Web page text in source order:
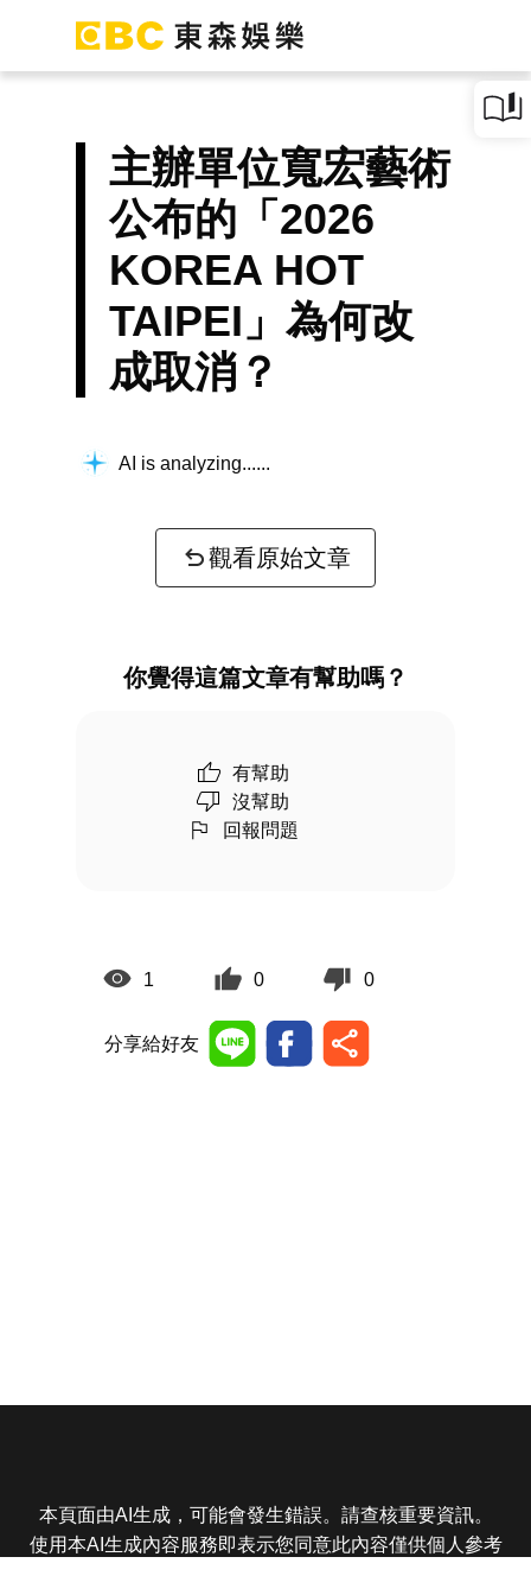
主辦單位寬宏藝術
公布的「2026
KOREA HOT
TAIPEI」為何改
成取消？
AI is analyzing...
觀看原始文章
你覺得這篇文章有幫助嗎？
有幫助
沒幫助
回報問題
1 0 0
分享給好友
本頁面由AI生成，可能會發生錯誤。請查核重要資訊。
使用本AI生成內容服務即表示您同意此內容僅供個人參考